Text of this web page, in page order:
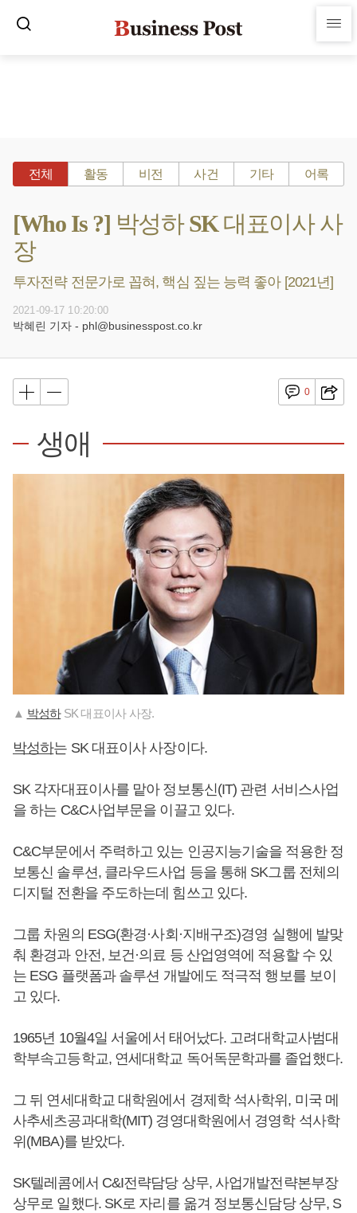
전체 활동 비전 사건 기타 어록
[Who Is ?] 박성하 SK 대표이사 사
장
투자전략 전문가로 꼽혀, 핵심 짚는 능력 좋아 [2021년]
2021-09-17 10:20:00
박혜린 기자 - phl@businesspost.co.kr
0
생애
▲ 박성하SK 대표이사 사장.
박성하는 SK 대표이사 사장이다.
SK 각자대표이사를 맡아 정보통신(IT) 관련 서비스사업
을 하는 C&C사업부문을 이끌고 있다.
C&C부문에서 주력하고 있는 인공지능기술을 적용한 정
보통신 솔루션, 클라우드사업 등을 통해 SK그룹 전체의
디지털 전환을 주도하는데 힘쓰고 있다.
그룹 차원의 ESG(환경·사회·지배구조)경영 실행에 발맞
춰 환경과 안전, 보건·의료 등 산업영역에 적용할 수 있
는 ESG 플랫폼과 솔루션 개발에도 적극적 행보를 보이
고 있다.
1965년 10월4일 서울에서 태어났다. 고려대학교사범대
학부속고등학교, 연세대학교 독어독문학과를 졸업했다.
그 뒤 연세대학교 대학원에서 경제학 석사학위, 미국 메
사추세츠공과대학(MIT) 경영대학원에서 경영학 석사학
위(MBA)를 받았다.
SK텔레콤에서 C&I전략담당 상무, 사업개발전략본부장
상무로 일했다. SK로 자리를 옮겨 정보통신담당 상무, S